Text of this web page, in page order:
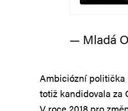
— Mladá
Ambiciózní politička
totiž kandidovala za